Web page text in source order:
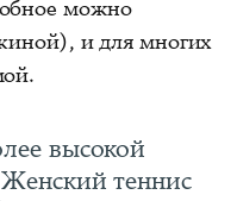
можно
и для многих
высокой
теннис